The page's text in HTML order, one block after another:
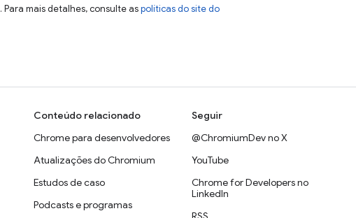
. Para mais detalhes, consulte aspolíticas do site do
Conteúdo relacionado
Chrome para desenvolvedores
Atualizações do Chromium
Estudos de caso
Podcasts e programas
Seguir
@ChromiumDev no X
YouTube
Chrome for Developers no
LinkedIn